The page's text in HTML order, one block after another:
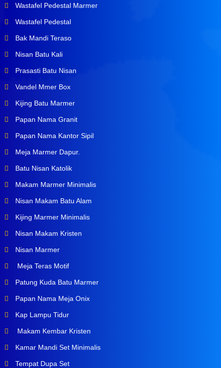
Wastafel Pedestal Marmer
Wastafel Pedestal
Bak Mandi Teraso
Nisan Batu Kali
Prasasti Batu Nisan
Vandel Mmer Box
Kijing Batu Marmer
Papan Nama Granit
Papan Nama Kantor Sipil
Meja Marmer Dapur.
Batu Nisan Katolik
Makam Marmer Minimalis
Nisan Makam Batu Alam
Kijing Marmer Minimalis
Nisan Makam Kristen
Nisan Marmer
Meja Teras Motif
Patung Kuda Batu Marmer
Papan Nama Meja Onix
Kap Lampu Tidur
Makam Kembar Kristen
Kamar Mandi Set Minimalis
Tempat Dupa Set